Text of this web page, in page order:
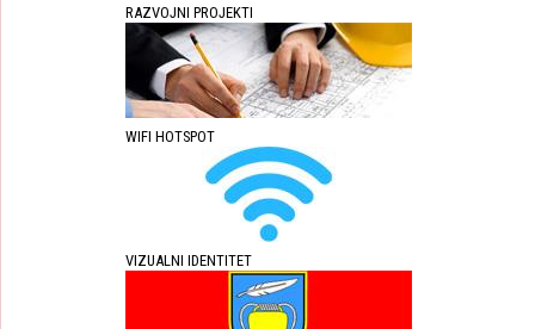
RAZVOJNI PROJEKTI
WIFI HOTSPOT
VIZUALNI IDENTITET